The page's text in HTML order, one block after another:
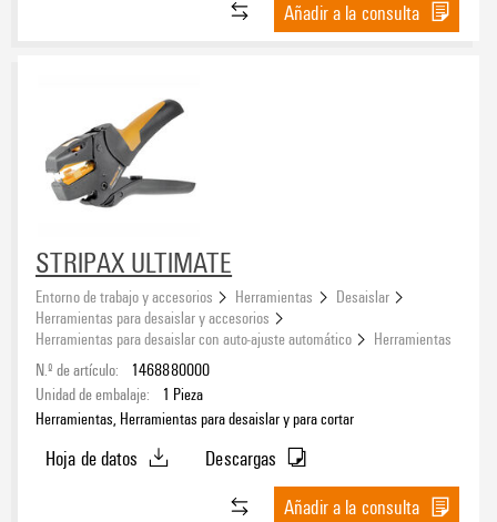
Añadir a la consulta
STRIPAX ULTIMATE
Entorno de trabajo y accesorios Herramientas
Desaislar
Herramientas para desaislar y accesorios
Herramientas para desaislar con auto-ajuste automático
Herramientas
N.º de artículo:
1468880000
Unidad de embalaje:
1 Pieza
Herramientas, Herramientas para desaislar y para cortar
Hoja de datos
Descargas
Añadir a la consulta